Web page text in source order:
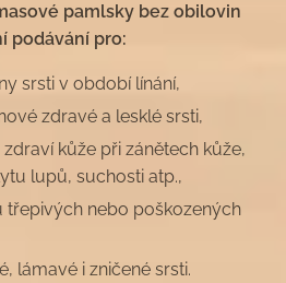
pamlsky bez obilovin
podávání pro:
srsti v období línání,
zdravé a lesklé srsti,
kůže při zánětech kůže,
lupů, suchosti atp.,
nebo poškozených
lámavé i zničené srsti.